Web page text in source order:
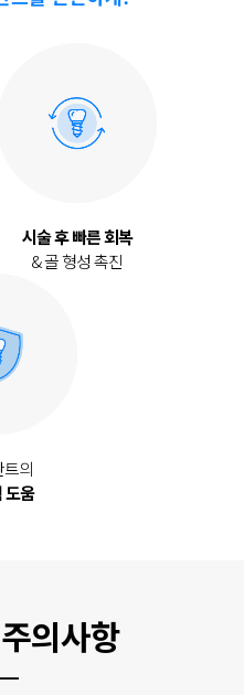
시술 후 빠른 회복
& 골 형성 촉진
의
도움
의사항